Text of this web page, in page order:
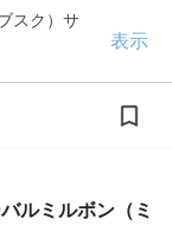
スク）サ
表示
ルミルボン（ミ